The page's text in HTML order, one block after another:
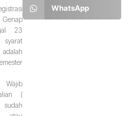
23
syarat
(
WhatsApp